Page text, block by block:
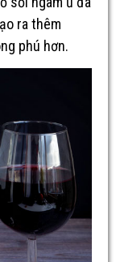
ra thêm
phú hơn.